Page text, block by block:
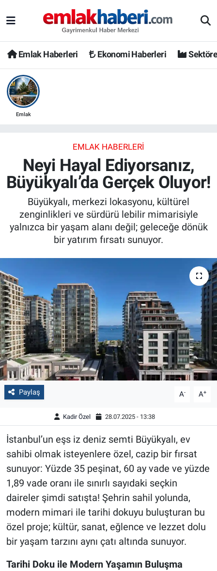
Emlak Haberleri Ekonomi Haberleri
Emlak
EMLAK HABERLERI
Neyi Hayal Ediyorsanız,
Büyükyalı’da Gerçek Oluyor!
Büyükyalı, merkezi lokasyonu, kültürel
zenginlikleri ve sürdürü lebilir mimarisiyle
yalnızca bir yaşam alanı değil; geleceğe dönük
bir yatırım fırsatı sunuyor.
Paylaş A- A+
Kadir Özel 28.07.2025 - 13:38
İstanbul’un eşs iz deniz semti Büyükyalı, ev
sahibi olmak isteyenlere özel, cazip bir fırsat
sunuyor: Yüzde 35 peşinat, 60 ay vade ve yüzde
1,89 vade oranı ile sınırlı sayıdaki seçkin
daireler şimdi satışta! Şehrin sahil yolunda,
modern mimari ile tarihi dokuyu buluşturan bu
özel proje; kültür, sanat, eğlence ve lezzet dolu
bir yaşam tarzını aynı çatı altında sunuyor.
Tarihi Doku ile Modern Yaşamın Buluşma